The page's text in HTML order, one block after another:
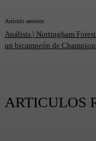
Artículo anterior
Análisis | Nottingham
un bicampeón de
ARTICULOS